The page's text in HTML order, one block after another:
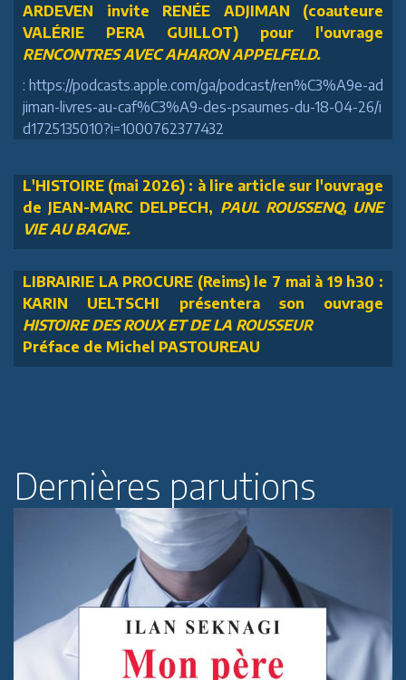
ARDEVEN invite RENÉE ADJIMAN (coauteure
VALÉRIE PERA GUILLOT) pour l'ouvrage
RENCONTRES AVEC AHARON APPELFELD.
: https://podcasts.apple.com/ga/podcast/ren%C3%A9e-ad
jiman-livres-au-caf%C3%A9-des-psaumes-du-18-04-26/i
d1725135010?i=1000762377432
L'HISTOIRE (mai 2026) : à lire article sur l'ouvrage
de JEAN-MARC DELPECH, PAUL ROUSSENQ, UNE
VIE AU BAGNE.
LIBRAIRIE LA PROCURE (Reims) le 7 mai à 19 h30 :
KARIN UELTSCHI présentera son ouvrage
HISTOIRE DES ROUX ET DE LA ROUSSEUR
Préface de Michel PASTOUREAU
Dernières parutions